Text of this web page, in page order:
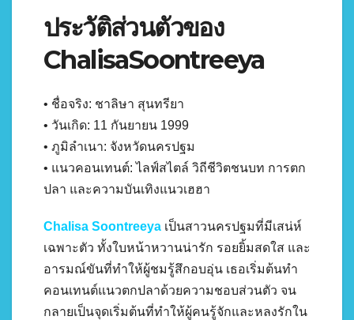
ประวัติส่วนตัวของ
ChalisaSoontreeya
• ชื่อจริง: ชาลิษา สุนทรียา
• วันเกิด: 11 กันยายน 1999
• ภูมิลำเนา: จังหวัดนครปฐม
• แนวคอนเทนต์: ไลฟ์สไตล์ วิถีชีวิตชนบท การตก
ปลา และความบันเทิงแนวเฮฮา
Chalisa Soontreeya เป็นสาวนครปฐมที่มีเสน่ห์
เฉพาะตัว ทั้งใบหน้าหวานน่ารัก รอยยิ้มสดใส และ
อารมณ์ขันที่ทำให้ผู้ชมรู้สึกอบอุ่น เธอเริ่มต้นทำ
คอนเทนต์แนวตกปลาด้วยความชอบส่วนตัว จน
กลายเป็นจุดเริ่มต้นที่ทำให้ผู้คนรู้จักและหลงรักใน